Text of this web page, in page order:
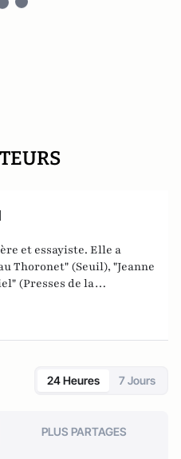
et essayiste. Elle a
Thoronet" (Seuil), "Jeanne
(Presses de la
(Albin Michel ) et un
(Plon).
24 Heures 7 Jours
PLUS PARTAGES